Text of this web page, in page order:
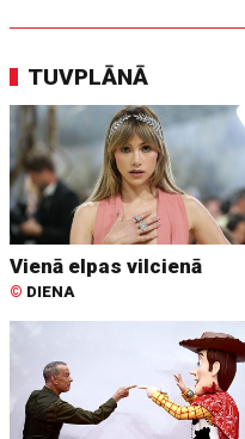
TUVPLĀNĀ
Vienā elpas vilcienā
© DIENA